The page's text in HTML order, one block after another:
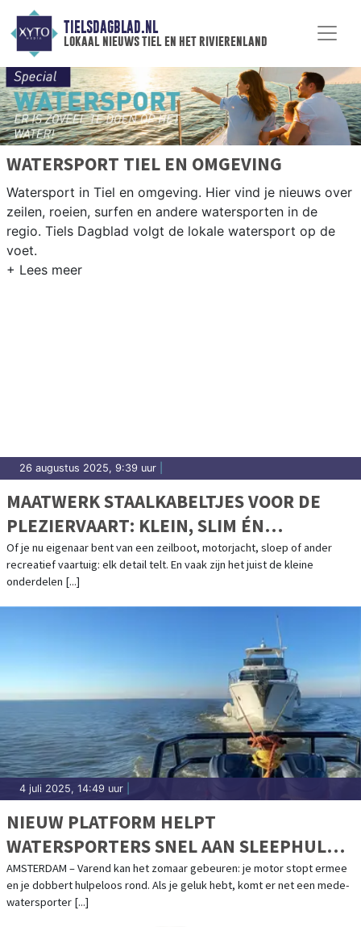
TIELSDAGBLAD.NL
lokaal nieuws tiel en het rivierenland
WATERSPORT TIEL EN OMGEVING
Watersport in Tiel en omgeving. Hier vind je nieuws over
zeilen, roeien, surfen en andere watersporten in de
regio. Tiels Dagblad volgt de lokale watersport op de
voet.
26 augustus 2025, 9:39 uur
MAATWERK STAALKABELTJES VOOR DE
PLEZIERVAART: KLEIN, SLIM ÉN
OERSTERK
Of je nu eigenaar bent van een zeilboot, motorjacht, sloep of ander
recreatief vaartuig: elk detail telt. En vaak zijn het juist de kleine
onderdelen [...]
4 juli 2025, 14:49 uur
NIEUW PLATFORM HELPT
WATERSPORTERS SNEL AAN SLEEPHULP:
SLEPENDOENWESAMEN.NL LIVE
AMSTERDAM – Varend kan het zomaar gebeuren: je motor stopt ermee
en je dobbert hulpeloos rond. Als je geluk hebt, komt er net een mede-
watersporter [...]